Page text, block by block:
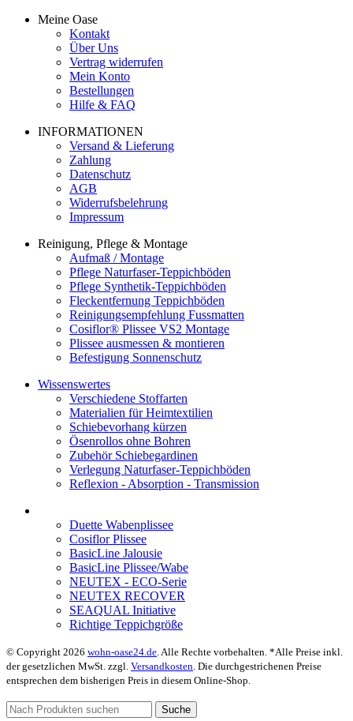
Meine Oase
Kontakt
Über Uns
Vertrag widerrufen
Mein Konto
Bestellungen
Hilfe & FAQ
INFORMATIONEN
Versand & Lieferung
Zahlung
Datenschutz
AGB
Widerrufsbelehrung
Impressum
Reinigung, Pflege & Montage
Aufmaß / Montage
Pflege Naturfaser-Teppichböden
Pflege Synthetik-Teppichböden
Fleckentfernung Teppichböden
Reinigungsempfehlung Fussmatten
Cosiflor® Plissee VS2 Montage
Plissee ausmessen & montieren
Befestigung Sonnenschutz
Wissenswertes
Verschiedene Stoffarten
Materialien für Heimtextilien
Schiebevorhang kürzen
Ösenrollos ohne Bohren
Zubehör Schiebegardinen
Verlegung Naturfaser-Teppichböden
Reflexion - Absorption - Transmission
Duette Wabenplissee
Cosiflor Plissee
BasicLine Jalousie
BasicLine Plissee/Wabe
NEUTEX - ECO-Serie
NEUTEX RECOVER
SEAQUAL Initiative
Richtige Teppichgröße
© Copyright 2026 wohn-oase24.de . Alle Rechte vorbehalten. *Alle Preise inkl.
der gesetzlichen MwSt. zzgl. Versandkosten . Die durchgestrichenen Preise
entsprechen dem bisherigen Preis in diesem Online-Shop.
Suche